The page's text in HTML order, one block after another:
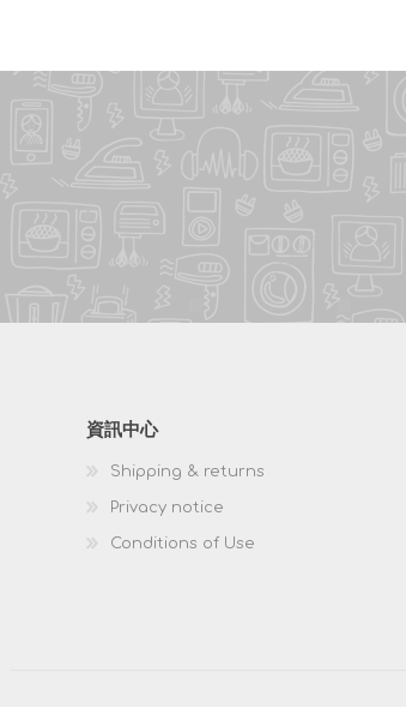
資訊中心
Shipping & returns
Privacy notice
Conditions of Use